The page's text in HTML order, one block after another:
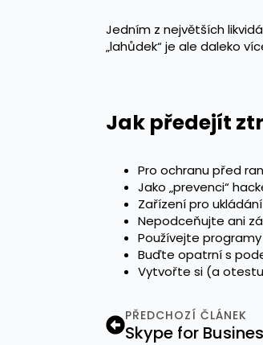
Jedním z největších
„lahůdek“ je ale daleko
Jak předejít
Pro ochranu před
Jako „prevenci“
Zařízení pro
Nepodceňujte ani
Používejte
Buďte opatrní s
Vytvořte si (a
PŘEDCHOZÍ ČLÁNEK
Skype for